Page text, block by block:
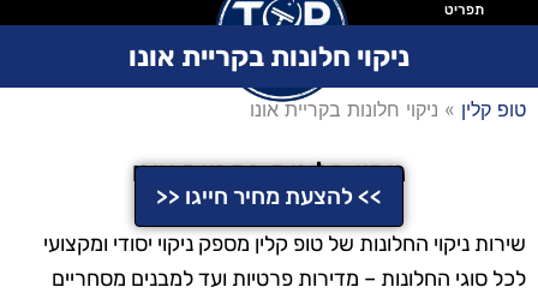
תפריט
ניקוי חלונות בקריית אונו
טופ קלין » ניקוי חלונות בקריית אונו
ניקוי חלונות בקריית אונו
>> להצעת מחיר חייגו <<
שירות ניקוי החלונות של טופ קלין מספק ניקוי יסודי ומקצועי
לכל סוגי החלונות – מדירות פרטיות ועד למבנים מסחריים